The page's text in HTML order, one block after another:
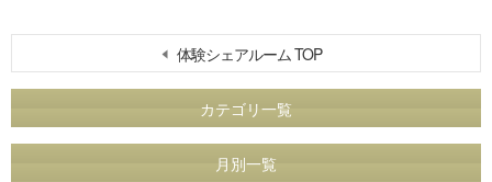
体験シェアルーム TOP
カテゴリ一覧
月別一覧